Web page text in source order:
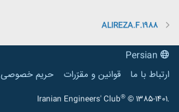
ALIREZA.F.1988
ارتباط با ما
قوانین و مقرّرات حریم خصوصی
Iranian Engineers' Club® © 1385-1401.